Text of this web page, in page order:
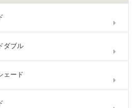
ダブル
ェード